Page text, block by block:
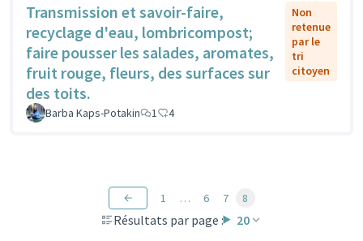
Transmission et savoir-faire,
recyclage d'eau, lombricompost;
faire pousser les salades, aromates,
fruit rouge, fleurs, des surfaces sur
des toits.
Non
retenue
par le
tri
citoyen
Barba Kaps-Potakin 1 4
Résultats par page : 20
1 … 6 7 8